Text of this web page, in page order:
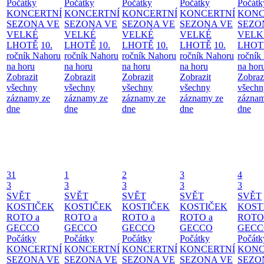
Počátky
KONCERTNÍ
SEZONA VE
VELKÉ
LHOTĚ 10.
ročník Nahoru
na horu
Zobrazit
všechny
záznamy ze
dne
Počátky
KONCERTNÍ
SEZONA VE
VELKÉ
LHOTĚ 10.
ročník Nahoru
na horu
Zobrazit
všechny
záznamy ze
dne
Počátky
KONCERTNÍ
SEZONA VE
VELKÉ
LHOTĚ 10.
ročník Nahoru
na horu
Zobrazit
všechny
záznamy ze
dne
Počátky
KONCERTNÍ
SEZONA VE
VELKÉ
LHOTĚ 10.
ročník Nahoru
na horu
Zobrazit
všechny
záznamy ze
dne
ročník
na
dne
31
3
SVĚT
KOSTIČEK
ROTO a
GECCO
Počátky
KONCERTNÍ
SEZONA VE
1
3
SVĚT
KOSTIČEK
ROTO a
GECCO
Počátky
KONCERTNÍ
SEZONA VE
2
3
SVĚT
KOSTIČEK
ROTO a
GECCO
Počátky
KONCERTNÍ
SEZONA VE
3
3
SVĚT
KOSTIČEK
ROTO a
GECCO
Počátky
KONCERTNÍ
SEZONA VE
4
3
SVĚT